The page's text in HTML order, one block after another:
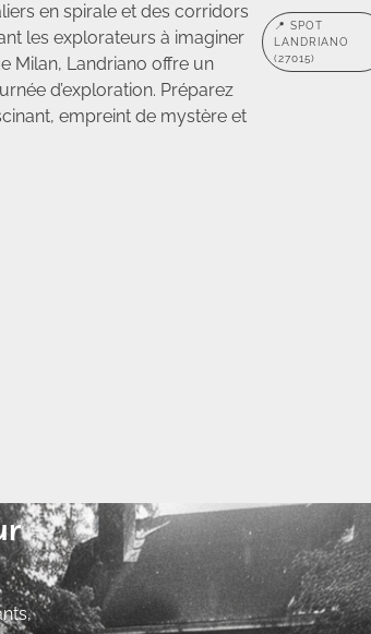
en spirale et des corridors
les explorateurs à imaginer
Milan, Landriano offre un
d’exploration. Préparez
empreint de mystère et
📍 SPOT
LANDRIANO
(27015)